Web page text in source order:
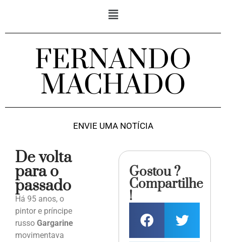
FERNANDO
MACHADO
ENVIE UMA NOTÍCIA
De volta
para o
passado
Há 95 anos, o
pintor e príncipe
russo Gargarine
movimentava
Gostou ?
Compartilhe
!